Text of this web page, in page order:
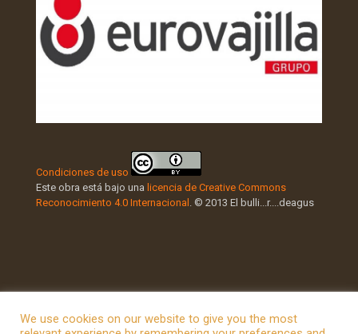
Condiciones de uso
Este obra está bajo una licencia de Creative Commons
Reconocimiento 4.0 Internacional
. © 2013 El bulli...r....deagus
We use cookies on our website to give you the most